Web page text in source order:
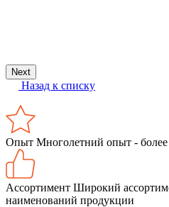
Next
Назад к списку
Опыт Многолетний опыт -
Ассортимент Широкий
наименований продукции